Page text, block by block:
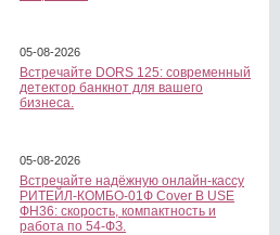
05-08-2026
Встречайте DORS 125: современный
детектор банкнот для вашего
бизнеса.
05-08-2026
Встречайте надёжную онлайн-кассу
РИТЕЙЛ-КОМБО-01Ф Cover B USE
ФН36: скорость, компактность и
работа по 54-ФЗ.